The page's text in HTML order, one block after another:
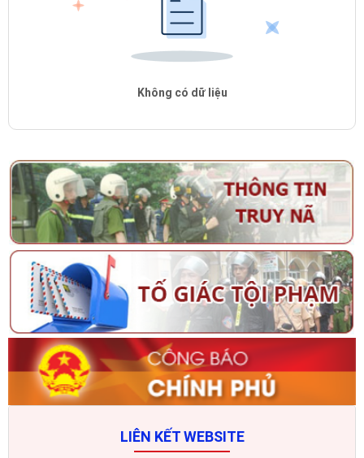
Không có dữ liệu
LIÊN KẾT WEBSITE